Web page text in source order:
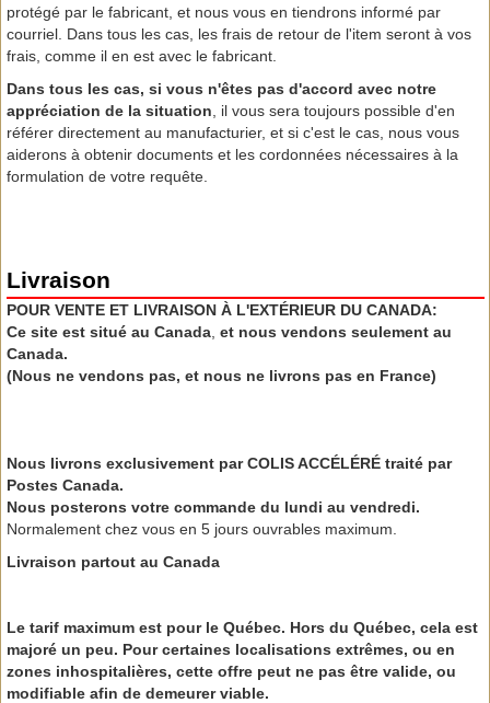
protégé par le fabricant, et nous vous en tiendrons informé par
courriel. Dans tous les cas, les frais de retour de l'item seront à vos
frais, comme il en est avec le fabricant.
Dans tous les cas, si vous n'êtes pas d'accord avec notre
appréciation de la situation , il vous sera toujours possible d'en
référer directement au manufacturier, et si c'est le cas, nous vous
aiderons à obtenir documents et les cordonnées nécessaires à la
formulation de votre requête.
Livraison
POUR VENTE ET LIVRAISON À L'EXTÉRIEUR DU CANADA:
Ce site est situé au Canada et nous vendons seulement au
Canada.
(Nous ne vendons pas, et nous ne livrons pas en France)
Nous livrons exclusivement par COLIS ACCÉLÉRÉ traité par
Postes Canada.
Nous posterons votre commande du lundi au vendredi.
Normalement chez vous en 5 jours ouvrables maximum.
Livraison partout au Canada
Le tarif maximum est pour le Québec. Hors du Québec, cela est
majoré un peu. Pour certaines localisations extrêmes, ou en
zones inhospitalières, cette offre peut ne pas être valide, ou
modifiable afin de demeurer viable.